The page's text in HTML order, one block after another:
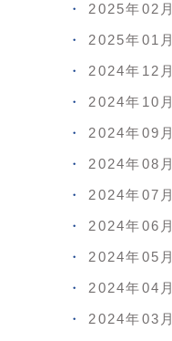
2025年02月
2025年01月
2024年12月
2024年10月
2024年09月
2024年08月
2024年07月
2024年06月
2024年05月
2024年04月
2024年03月